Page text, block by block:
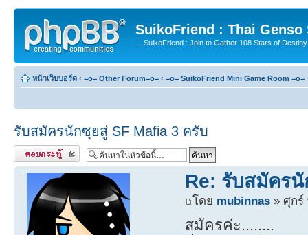
SuikoFriend : Thai Genso
... SuikoFriend : Join to Gather 108 Stars of
หน้าเว็บบอร์ด ‹ =o= Other Forum=o= ‹ =o= SuikoFriend Mini Game Room =o=
รับสมัครนักซุยสู่ SF Mafia 3 ครับ
ตอบกระทู้
Re: รับสมัคร
โดย mubinnas » ศุกร์
สมัครค่ะ........